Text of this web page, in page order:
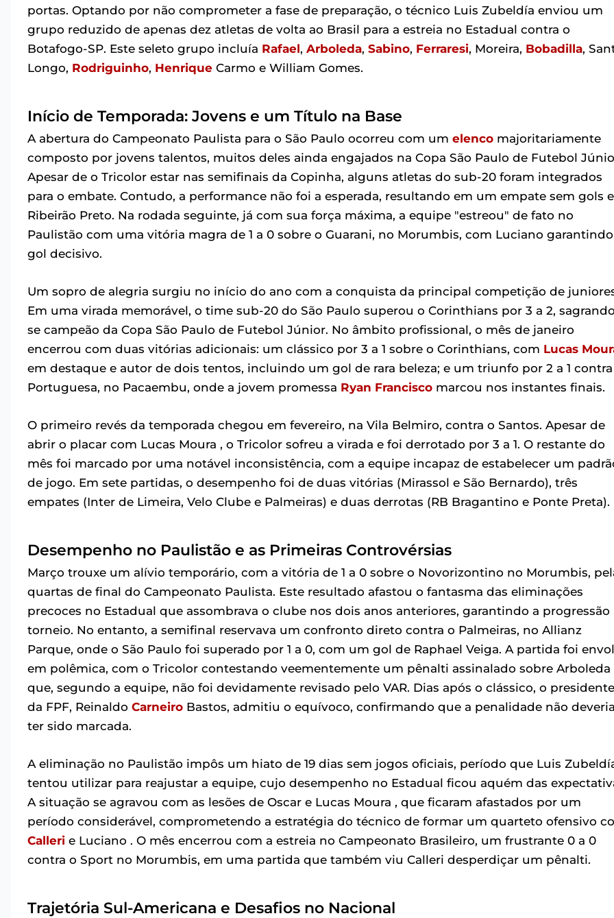
portas. Optando por não comprometer a fase de preparação, o técnico Luis Zubeldía enviou um
grupo reduzido de apenas dez atletas de volta ao Brasil para a estreia no Estadual contra o
Botafogo-SP. Este seleto grupo incluía Rafael, Arboleda, Sabino, Ferraresi, Moreira, Bobadilla,
Longo, Rodriguinho, Henrique Carmo e William Gomes.
Início de Temporada: Jovens e um Título na Base
A abertura do Campeonato Paulista para o São Paulo ocorreu com um elenco majoritariamente
composto por jovens talentos, muitos deles ainda engajados na Copa São Paulo de Futebol
Apesar de o Tricolor estar nas semifinais da Copinha, alguns atletas do sub-20 foram integrados
para o embate. Contudo, a performance não foi a esperada, resultando em um empate sem gols
Ribeirão Preto. Na rodada seguinte, já com sua força máxima, a equipe "estreou" de fato no
Paulistão com uma vitória magra de 1 a 0 sobre o Guarani, no Morumbis, com Luciano
gol decisivo.
Um sopro de alegria surgiu no início do ano com a conquista da principal competição de
Em uma virada memorável, o time sub-20 do São Paulo superou o Corinthians por 3 a 2,
se campeão da Copa São Paulo de Futebol Júnior. No âmbito profissional, o mês de janeiro
encerrou com duas vitórias adicionais: um clássico por 3 a 1 sobre o Corinthians, com Lucas
em destaque e autor de dois tentos, incluindo um gol de rara beleza; e um triunfo por 2 a 1 contra
Portuguesa, no Pacaembu, onde a jovem promessa Ryan Francisco marcou nos instantes finais.
O primeiro revés da temporada chegou em fevereiro, na Vila Belmiro, contra o Santos. Apesar de
abrir o placar com Lucas Moura , o Tricolor sofreu a virada e foi derrotado por 3 a 1. O restante do
mês foi marcado por uma notável inconsistência, com a equipe incapaz de estabelecer um
de jogo. Em sete partidas, o desempenho foi de duas vitórias (Mirassol e São Bernardo), três
empates (Inter de Limeira, Velo Clube e Palmeiras) e duas derrotas (RB Bragantino e Ponte Preta).
Desempenho no Paulistão e as Primeiras Controvérsias
Março trouxe um alívio temporário, com a vitória de 1 a 0 sobre o Novorizontino no Morumbis,
quartas de final do Campeonato Paulista. Este resultado afastou o fantasma das eliminações
precoces no Estadual que assombrava o clube nos dois anos anteriores, garantindo a progressão
torneio. No entanto, a semifinal reservava um confronto direto contra o Palmeiras, no Allianz
Parque, onde o São Paulo foi superado por 1 a 0, com um gol de Raphael Veiga. A partida foi
em polêmica, com o Tricolor contestando veementemente um pênalti assinalado sobre Arboleda
que, segundo a equipe, não foi devidamente revisado pelo VAR. Dias após o clássico, o presidente
da FPF, Reinaldo Carneiro Bastos, admitiu o equívoco, confirmando que a penalidade não deveria
ter sido marcada.
A eliminação no Paulistão impôs um hiato de 19 dias sem jogos oficiais, período que Luis
tentou utilizar para reajustar a equipe, cujo desempenho no Estadual ficou aquém das
A situação se agravou com as lesões de Oscar e Lucas Moura , que ficaram afastados por um
período considerável, comprometendo a estratégia do técnico de formar um quarteto ofensivo
Calleri e Luciano . O mês encerrou com a estreia no Campeonato Brasileiro, um frustrante 0 a 0
contra o Sport no Morumbis, em uma partida que também viu Calleri desperdiçar um pênalti.
Trajetória Sul-Americana e Desafios no Nacional